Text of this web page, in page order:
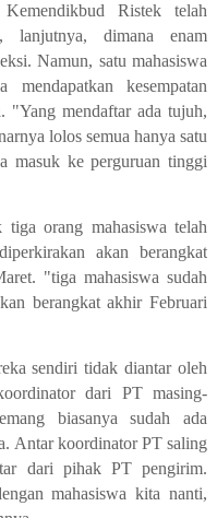
Ristek telah
lanjutnya, dimana enam
Namun, satu mahasiswa
mendapatkan kesempatan
"Yang mendaftar ada tujuh,
lolos semua hanya satu
masuk ke perguruan tinggi
tiga orang mahasiswa telah
akan berangkat
"tiga mahasiswa sudah
berangkat akhir Februari
sendiri tidak diantar oleh
dari PT masing-
biasanya sudah ada
Antar koordinator PT saling
dari pihak PT pengirim.
mahasiswa kita nanti,